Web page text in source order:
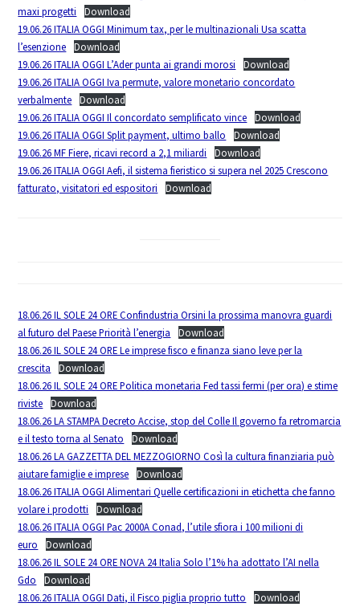
maxi progetti
Download
19.06.26 ITALIA OGGI Minimum tax, per le multinazionali Usa scatta
l’esenzione
Download
19.06.26 ITALIA OGGI L’Ader punta ai grandi morosi
Download
19.06.26 ITALIA OGGI Iva permute, valore monetario concordato
verbalmente
Download
19.06.26 ITALIA OGGI Il concordato semplificato vince
Download
19.06.26 ITALIA OGGI Split payment, ultimo ballo
Download
19.06.26 MF Fiere, ricavi record a 2,1 miliardi
Download
19.06.26 ITALIA OGGI Aefi, il sistema fieristico si supera nel 2025 Crescono
fatturato, visitatori ed espositori
Download
18.06.26 IL SOLE 24 ORE Confindustria Orsini la prossima manovra guardi
al futuro del Paese Priorità l’energia
Download
18.06.26 IL SOLE 24 ORE Le imprese fisco e finanza siano leve per la
crescita
Download
18.06.26 IL SOLE 24 ORE Politica monetaria Fed tassi fermi (per ora) e stime
riviste
Download
18.06.26 LA STAMPA Decreto Accise, stop del Colle Il governo fa retromarcia
e il testo torna al Senato
Download
18.06.26 LA GAZZETTA DEL MEZZOGIORNO Così la cultura finanziaria può
aiutare famiglie e imprese
Download
18.06.26 ITALIA OGGI Alimentari Quelle certificazioni in etichetta che fanno
volare i prodotti
Download
18.06.26 ITALIA OGGI Pac 2000A Conad, l’utile sfiora i 100 milioni di
euro
Download
18.06.26 IL SOLE 24 ORE NOVA 24 Italia Solo l’1% ha adottato l’AI nella
Gdo
Download
18.06.26 ITALIA OGGI Dati, il Fisco piglia proprio tutto
Download